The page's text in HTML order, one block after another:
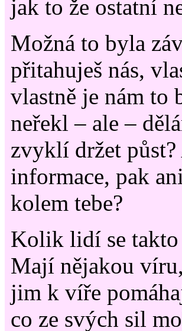
jak to že ostatní
Možná to byla
přitahuješ nás,
vlastně je nám to
neřekl – ale –
zvyklí držet
informace, pak
kolem tebe?
Kolik lidí se
Mají nějakou
jim k víře
co ze svých sil